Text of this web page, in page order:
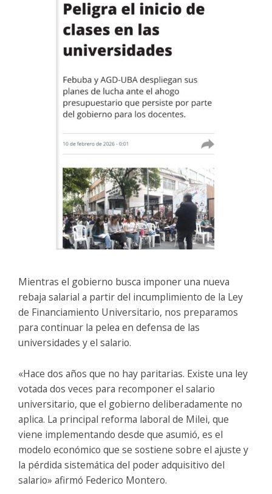
Mientras el gobierno busca imponer una nueva
rebaja salarial a partir del incumplimiento de la Ley
de Financiamiento Universitario, nos preparamos
para continuar la pelea en defensa de las
universidades y el salario.
«Hace dos años que no hay paritarias. Existe una ley
votada dos veces para recomponer el salario
universitario, que el gobierno deliberadamente no
aplica. La principal reforma laboral de Milei, que
viene implementando desde que asumió, es el
modelo económico que se sostiene sobre el ajuste y
la pérdida sistemática del poder adquisitivo del
salario» afirmó Federico Montero.